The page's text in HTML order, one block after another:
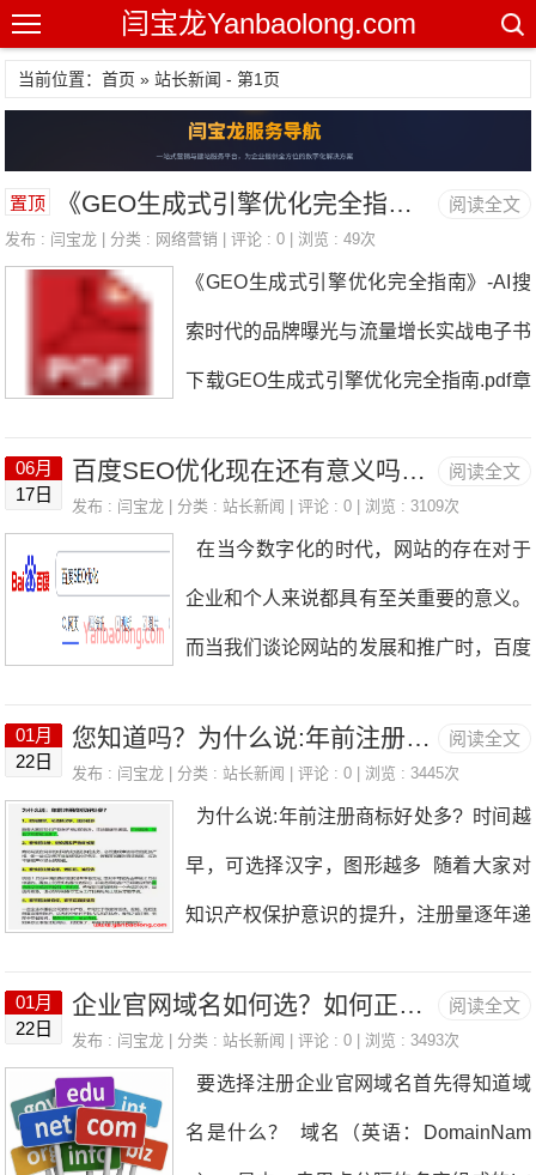
闫宝龙Yanbaolong.com
当前位置：首页 » 站长新闻 - 第1页
阅读全文
置顶 《GEO生成式引擎优化完全指南》-AI搜索时代的品牌曝光与流量增长实战电子书下载
发布 : 闫宝龙 | 分类 : 网络营销 | 评论 : 0 | 浏览 : 49次
《GEO生成式引擎优化完全指南》-AI搜
索时代的品牌曝光与流量增长实战电子书
下载GEO生成式引擎优化完全指南.pdf章
从SEO到GEO的范式转移，市场数据与
矩阵第四章结构化数据与SchemaJSON-
LD实战部署，8大核心Schema类型详解
第五章权威信源建设S/A/B/C四级信源矩
阵，官网优化与全平台分发第六章GEO
工具与平台监测工具、内容工具、服务商
电商、B2B、教育、医疗、金融、本地生
阅读全文
06月
17日
百度SEO优化现在还有意义吗？百度的收录能带来网站流量吗？
发布 : 闫宝龙 | 分类 : 站长新闻 | 评论 : 0 | 浏览 : 3109次
在当今数字化的时代，网站的存在对于
企业和个人来说都具有至关重要的意义。
而当我们谈论网站的发展和推广时，百度
么，百度SEO优化现在还有意义吗？百
化发挥作用的地方。通过针对百度搜索引
擎的算法进行优化，可以让网站在搜索结
果中获得更靠前的排名，从而大大增加被
用户发现的机会。 2.建立品牌可信度：
阅读全文
01月
22日
您知道吗？为什么说:年前注册商标好处多?
发布 : 闫宝龙 | 分类 : 站长新闻 | 评论 : 0 | 浏览 : 3445次
为什么说:年前注册商标好处多? 时间越
早，可选择汉字，图形越多 随着大家对
知识产权保护意识的提升，注册量逐年递
春节前注册，避免国家严格审核期 商标
阅读全文
01月
22日
企业官网域名如何选？如何正确选择注册官网域名 ？
发布 : 闫宝龙 | 分类 : 站长新闻 | 评论 : 0 | 浏览 : 3493次
要选择注册企业官网域名首先得知道域
名是什么？ 域名（英语：DomainNam